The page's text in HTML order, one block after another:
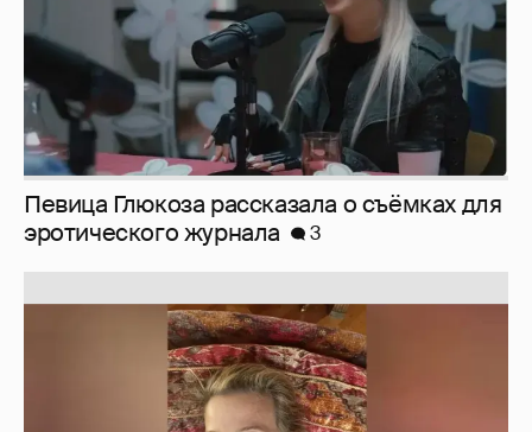
Певица Глюкоза рассказала о съёмках для
эротического журнала
3